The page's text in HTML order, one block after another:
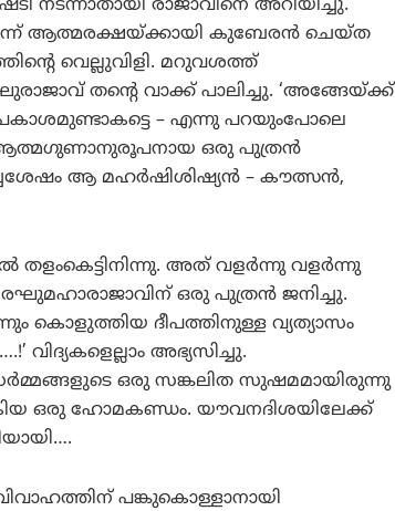
നടന്നാതായി രാജാവിനെ അറിയിച്ചു.
ആത്മരക്ഷയ്ക്കായി കുബേരന്‍ ചെയ്ത
വെല്ലുവിളി. മറുവശത്ത്
തന്റെ വാക്ക് പാലിച്ചു. ‘അങ്ങേയ്ക്ക്
– എന്നു പറയുംപോലെ
ആത്മഗുണാനുരൂപനായ ഒരു പുത്രന്‍
ആ മഹര്‍ഷിശിഷ്യന്‍ – കൗത്സന്‍,
തളംകെട്ടിനിന്നു. അത് വളര്‍ന്നു വളര്‍ന്നു
ഒരു പുത്രന്‍ ജനിച്ചു.
കൊളുത്തിയ ദീപത്തിനുള്ള വ്യത്യാസം
വിദ്യകളെല്ലാം അഭ്യസിച്ചു.
ഒരു സങ്കലിത സുഷമമായിരുന്നു
ഒരു ഹോമകണ്ഡം. യൗവനദിശയിലേക്ക്
പങ്കുകൊള്ളാനായി